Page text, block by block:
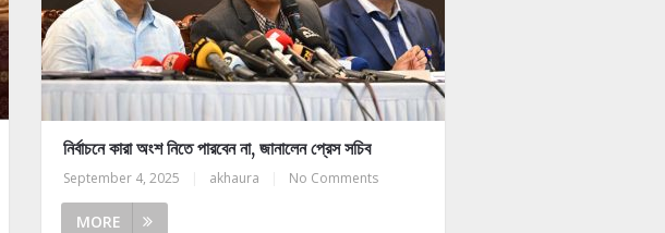
নির্বাচনে কারা অংশ নিতে পারবেন না, জানালেন প্রেস সচিব
September 4, 2025 akhaura No Comments
MORE